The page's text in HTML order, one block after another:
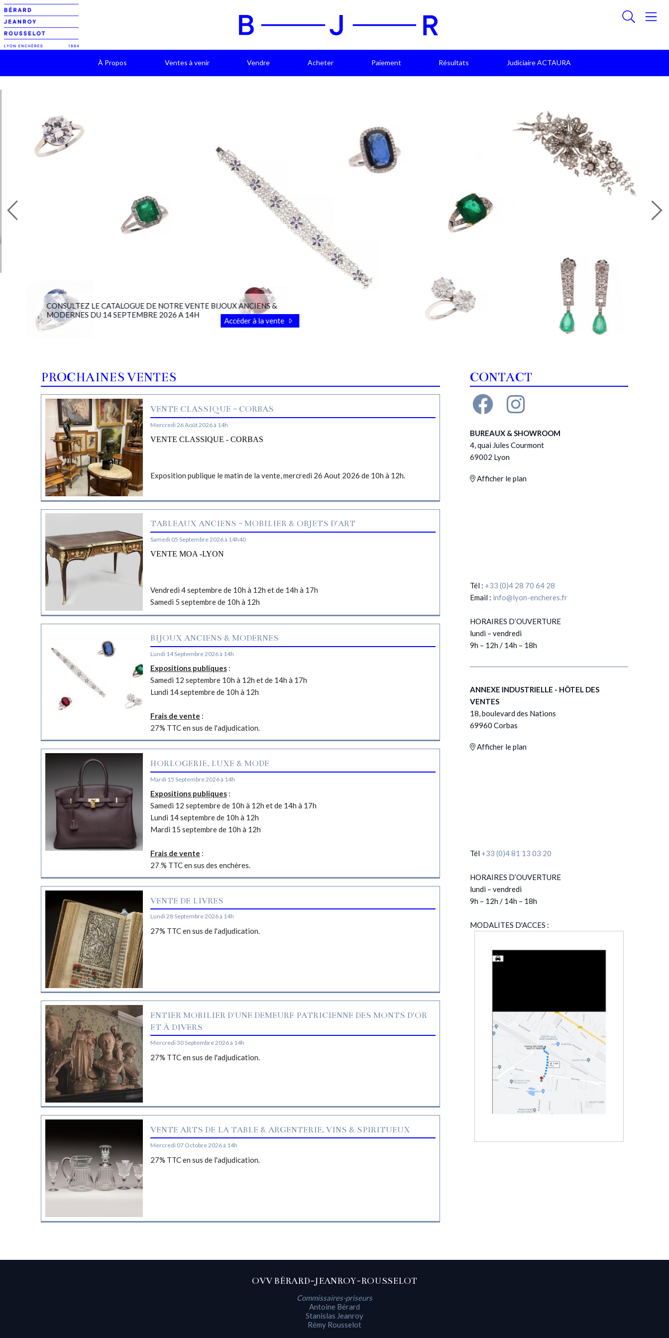
À Propos Ventes à venir Vendre Acheter Paiement Résultats Judiciaire ACTAURA
CONSULTEZ LE CATALOGUE DE NOTRE VENTE BIJOUX ANCIENS &
MODERNES DU 14 SEPTEMBRE 2026 A 14H
Accéder à la vente
PROCHAINES VENTES
VENTE CLASSIQUE - CORBAS
Mercredi 26 Août 2026 à 14h
VENTE CLASSIQUE - CORBAS
Exposition publique le matin de la vente, mercredi 26 Aout 2026 de 10h à 12h.
TABLEAUX ANCIENS - MOBILIER & OBJETS D'ART
Samedi 05 Septembre 2026 à 14h40
VENTE MOA -LYON
Vendredi 4 septembre de 10h à 12h et de 14h à 17h
Samedi 5 septembre de 10h à 12h
BIJOUX ANCIENS & MODERNES
Lundi 14 Septembre 2026 à 14h
Expositions publiques:
Samedi 12 septembre 10h à 12h et de 14h à 17h
Lundi 14 septembre de 10h à 12h
Frais de vente :
27% TTC en sus de l'adjudication.
HORLOGERIE, LUXE & MODE
Mardi 15 Septembre 2026 à 14h
Expositions publiques:
Samedi 12 septembre de 10h à 12h et de 14h à 17h
Lundi 14 septembre de 10h à 12h
Mardi 15 septembre de 10h à 12h
Frais de vente :
27 % TTC en sus des enchères.
VENTE DE LIVRES
Lundi 28 Septembre 2026 à 14h
27% TTC en sus de l'adjudication.
ENTIER MOBILIER D'UNE DEMEURE PATRICIENNE DES MONTS D'OR
ET À DIVERS
Mercredi 30 Septembre 2026 à 14h
27% TTC en sus de l'adjudication.
VENTE ARTS DE LA TABLE & ARGENTERIE, VINS & SPIRITUEUX
Mercredi 07 Octobre 2026 à 14h
27% TTC en sus de l'adjudication.
CONTACT
BUREAUX & SHOWROOM
4, quai Jules Courmont
69002 Lyon
Afficher le plan
Tél : +33 (0)4 28 70 64 28
Email : info@lyon-encheres.fr
HORAIRES D’OUVERTURE
lundi – vendredi
9h – 12h / 14h – 18h
ANNEXE INDUSTRIELLE - HÔTEL DES
VENTES
18, boulevard des Nations
69960 Corbas
Afficher le plan
Tél +33 (0)4 81 13 03 20
HORAIRES D’OUVERTURE
lundi – vendredi
9h – 12h / 14h – 18h
MODALITES D'ACCES :
OVV BÉRARD-JEANROY-ROUSSELOT
Commissaires-priseurs
Antoine Bérard
Stanislas Jeanroy
Rémy Rousselot